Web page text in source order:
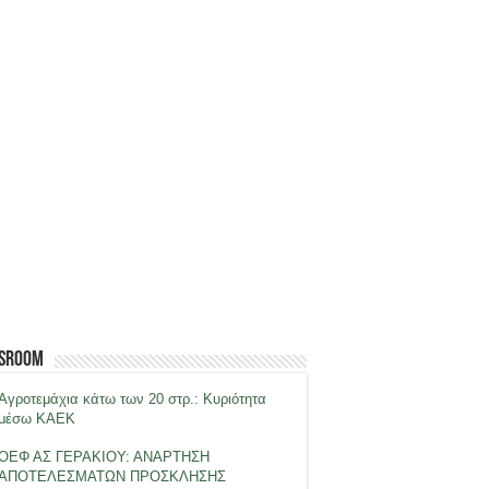
κάτω των 20 στρ.: Κυριότητα
ΚΑΕΚ
ΑΣ ΓΕΡΑΚΙΟΥ: ΑΝΑΡΤΗΣΗ
ΠΡΟΣΚΛΗΣΗΣ